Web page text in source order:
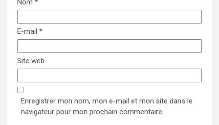
Nom *
E-mail *
Site web
Enregistrer mon nom, mon e-mail et mon site dans le
navigateur pour mon prochain commentaire.